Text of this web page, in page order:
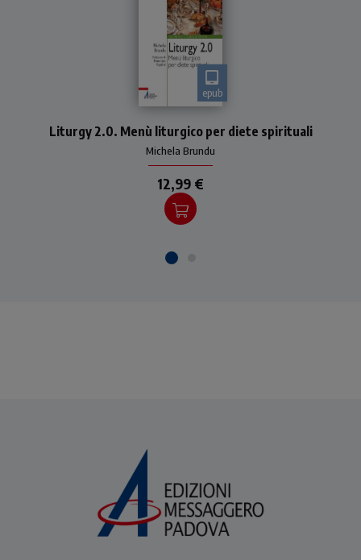
epub
della liturgia sono espresse,
studiate e articolate in
possenti opere e brillanti
riviste specializ
Michela Brundu
Liturgy 2.0. Menù liturgico per diete spirituali
12,99 €